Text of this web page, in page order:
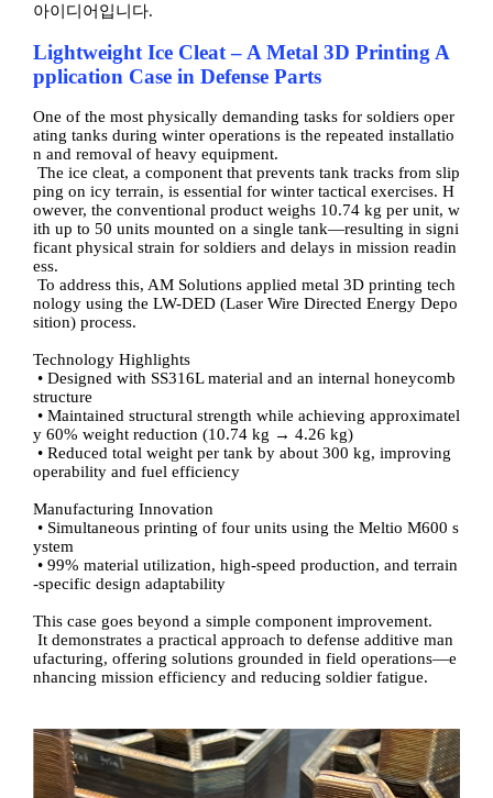
아이디어입니다.
Lightweight Ice Cleat– A Metal 3D Printing A
pplication Case in Defense Parts
One of the most physically demanding tasks for soldiers oper
ating tanks during winter operations is the repeated installatio
n and removal of heavy equipment.
The ice cleat, a component that prevents tank tracks from slip
ping on icy terrain, is essential for winter tactical exercises. H
owever, the conventional product weighs 10.74 kg per unit, w
ith up to 50 units mounted on a single tank—resulting in signi
ficant physical strain for soldiers and delays in mission readin
ess.
To address this, AM Solutions applied metal 3D printing tech
nology using the LW-DED (Laser Wire Directed Energy Depo
sition) process.
Technology Highlights
• Designed with SS316L material and an internal honeycomb
structure
• Maintained structural strength while achieving approximatel
y 60% weight reduction (10.74 kg → 4.26 kg)
• Reduced total weight per tank by about 300 kg, improving
operability and fuel efficiency
Manufacturing Innovation
• Simultaneous printing of four units using the Meltio M600 s
ystem
• 99% material utilization, high-speed production, and terrain
-specific design adaptability
This case goes beyond a simple component improvement.
It demonstrates a practical approach to defense additive man
ufacturing, offering solutions grounded in field operations—e
nhancing mission efficiency and reducing soldier fatigue.